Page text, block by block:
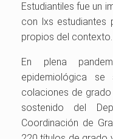
Estudiantiles fue un
con lxs estudiantes
propios del contexto.
En plena
epidemiológica se
colaciones de
sostenido del
Coordinación de